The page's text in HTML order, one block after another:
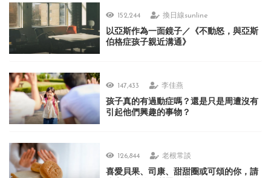
152,244 換日線sunline
以亞斯作為一面鏡子／《不動怒，與亞斯
伯格症孩子親近溝通》
147,433 李佳燕
孩子真的有過動症嗎？還是只是周遭沒有
引起他們興趣的事物？
126,844 老根常談
喜愛貝果、司康、甜甜圈或可頌的你，請